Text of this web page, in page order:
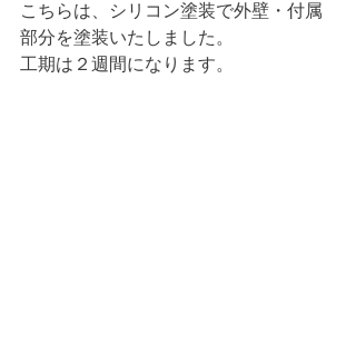
こちらは、シリコン塗装で外壁・付属
部分を塗装いたしました。
工期は２週間になります。